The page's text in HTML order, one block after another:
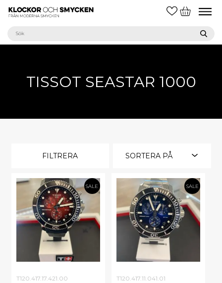
TISSOT SEASTAR 1000
FILTRERA SORTERA PÅ
SALE
T120.417.17.421.00
SALE
T120.417.11.041.01